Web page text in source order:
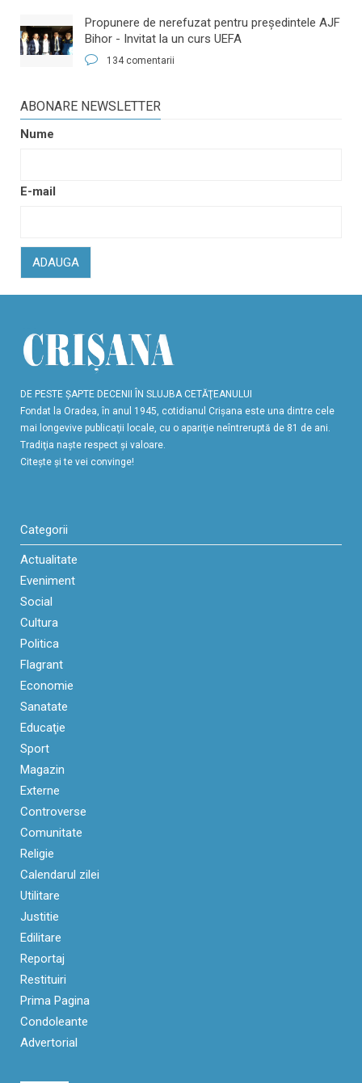
​Propunere de nerefuzat pentru preşedintele AJF
Bihor - Invitat la un curs UEFA
134 comentarii
ABONARE NEWSLETTER
Nume
E-mail
ADAUGA
DE PESTE ŞAPTE DECENII ÎN SLUJBA CETĂŢEANULUI
Fondat la Oradea, în anul 1945, cotidianul Crişana este una dintre cele
mai longevive publicaţii locale, cu o apariţie neîntreruptă de 81 de ani.
Tradiţia naşte respect şi valoare.
Citeşte şi te vei convinge!
Categorii
Actualitate
Eveniment
Social
Cultura
Politica
Flagrant
Economie
Sanatate
Educaţie
Sport
Magazin
Externe
Controverse
Comunitate
Religie
Calendarul zilei
Utilitare
Justitie
Edilitare
Reportaj
Restituiri
Prima Pagina
Condoleante
Advertorial